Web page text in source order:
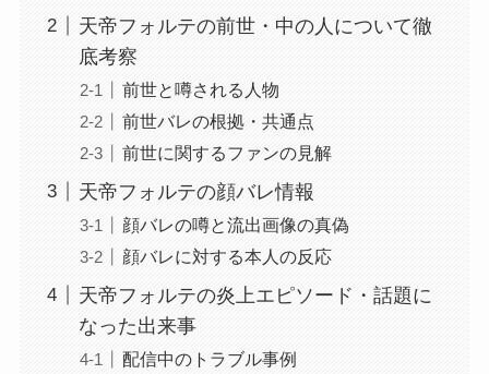
天帝フォルテの前世・中の人について徹
底考察
前世と噂される人物
前世バレの根拠・共通点
前世に関するファンの見解
天帝フォルテの顔バレ情報
顔バレの噂と流出画像の真偽
顔バレに対する本人の反応
天帝フォルテの炎上エピソード・話題に
なった出来事
配信中のトラブル事例